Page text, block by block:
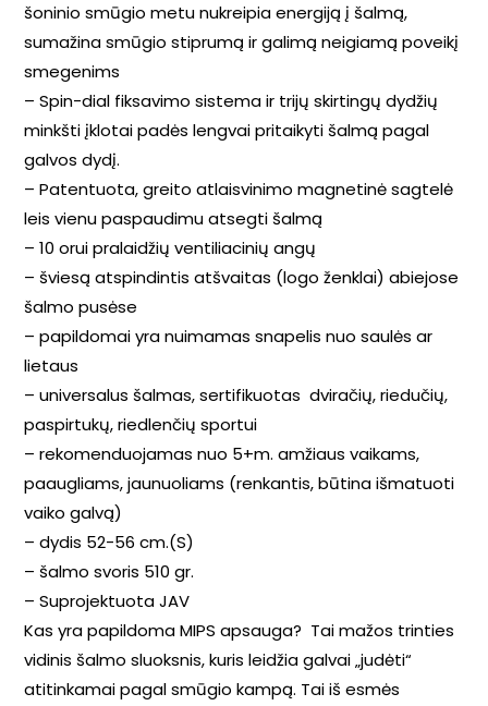
šoninio smūgio metu nukreipia energiją į šalmą,
sumažina smūgio stiprumą ir galimą neigiamą poveikį
smegenims
– Spin-dial fiksavimo sistema ir trijų skirtingų dydžių
minkšti įklotai padės lengvai pritaikyti šalmą pagal
galvos dydį.
– Patentuota, greito atlaisvinimo magnetinė sagtelė
leis vienu paspaudimu atsegti šalmą
– 10 orui pralaidžių ventiliacinių angų
– šviesą atspindintis atšvaitas (logo ženklai) abiejose
šalmo pusėse
– papildomai yra nuimamas snapelis nuo saulės ar
lietaus
– universalus šalmas, sertifikuotas dviračių, riedučių,
paspirtukų, riedlenčių sportui
– rekomenduojamas nuo 5+m. amžiaus vaikams,
paaugliams, jaunuoliams (renkantis, būtina išmatuoti
vaiko galvą)
– dydis 52-56 cm.(S)
– šalmo svoris 510 gr.
– Suprojektuota JAV
Kas yra papildoma MIPS apsauga? Tai mažos trinties
vidinis šalmo sluoksnis, kuris leidžia galvai „judėti“
atitinkamai pagal smūgio kampą. Tai iš esmės